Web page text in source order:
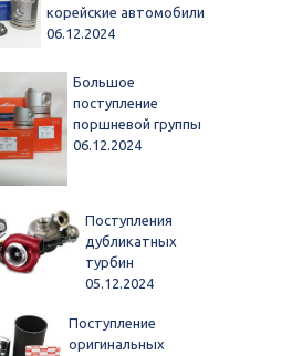
корейские автомобили
06.12.2024
Большое
поступление
поршневой группы
06.12.2024
Поступления
дубликатных
турбин
05.12.2024
Поступление
оригинальных